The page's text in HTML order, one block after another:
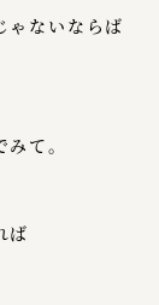
ゃないならば
て。
ば